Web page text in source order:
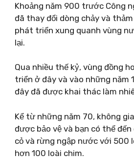
Khoảng năm 900 trước Công
đã thay đổi dòng chảy và
phát triển xung quanh vùng
lại.
Qua nhiều thế kỷ, vùng đồng
triển ở đây và vào những năm
đây đã được khai thác làm
Kể từ những năm 70, không
được bảo vệ và bạn có thể đến
cỏ và rừng ngập nước với 500
hơn 100 loài chim.